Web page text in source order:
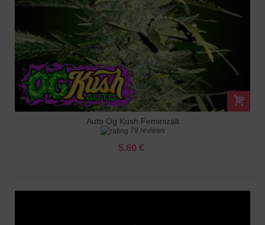
Auto Og Kush Feminizált
79 reviews
5.60 €